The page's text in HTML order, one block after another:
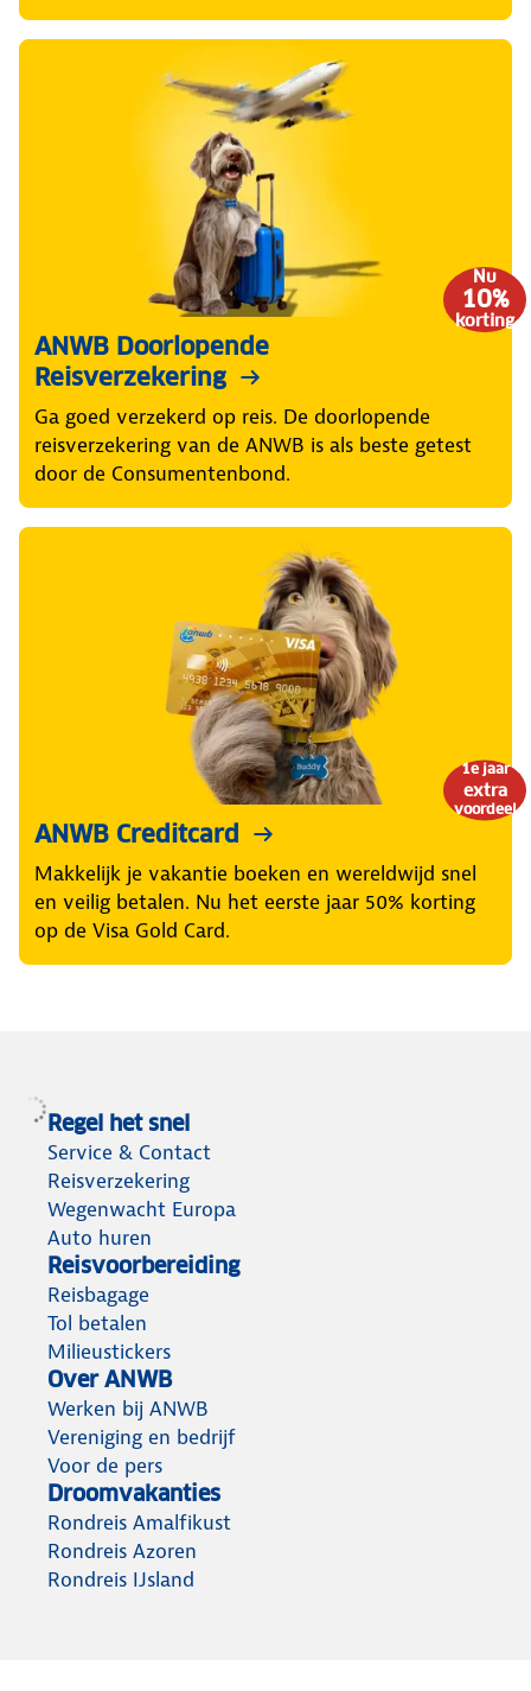
Nu
10%
korting
ANWB Doorlopende
Reisverzekering
Ga goed verzekerd op reis. De doorlopende
reisverzekering van de ANWB is als beste getest
door de Consumentenbond.
1e jaar
extra
voordeel
ANWB Creditcard
Makkelijk je vakantie boeken en wereldwijd snel
en veilig betalen. Nu het eerste jaar 50% korting
op de Visa Gold Card.
Regel het snel
Service & Contact
Reisverzekering
Wegenwacht Europa
Auto huren
Reisvoorbereiding
Reisbagage
Tol betalen
Milieustickers
Over ANWB
Werken bij ANWB
Vereniging en bedrijf
Voor de pers
Droomvakanties
Rondreis Amalfikust
Rondreis Azoren
Rondreis IJsland